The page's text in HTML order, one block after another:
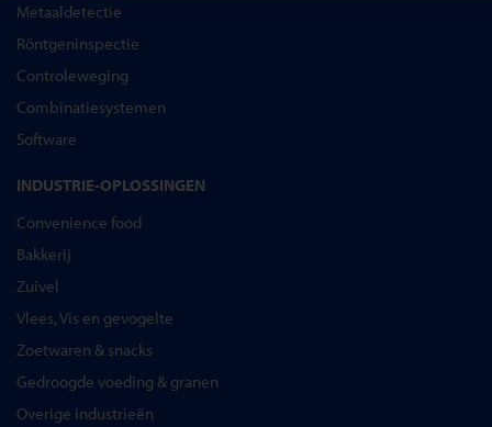
Metaaldetectie
Röntgeninspectie
Controleweging
Combinatiesystemen
Software
INDUSTRIE-OPLOSSINGEN
Convenience food
Bakkerij
Zuivel
Vlees, Vis en gevogelte
Zoetwaren & snacks
Gedroogde voeding & granen
Overige industrieën